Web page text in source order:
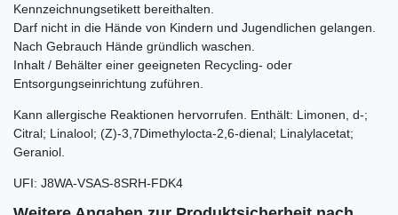
Kennzeichnungsetikett bereithalten.
Darf nicht in die Hände von Kindern und Jugendlichen gelangen.
Nach Gebrauch Hände gründlich waschen.
Inhalt / Behälter einer geeigneten Recycling- oder
Entsorgungseinrichtung zuführen.
Kann allergische Reaktionen hervorrufen. Enthält: Limonen, d-;
Citral; Linalool; (Z)-3,7Dimethylocta-2,6-dienal; Linalylacetat;
Geraniol.
UFI: J8WA-VSAS-8SRH-FDK4